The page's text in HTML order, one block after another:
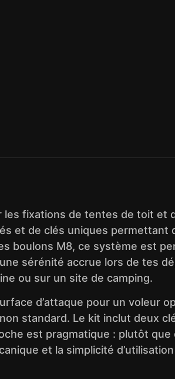
fixations de tentes de toit et
et de clés uniques permettant
boulons M8, ce système est
sérénité accrue lors de tes
ou sur un site de camping.
d’attaque pour un voleur
standard. Le kit inclut deux
est pragmatique : plutôt
et la simplicité